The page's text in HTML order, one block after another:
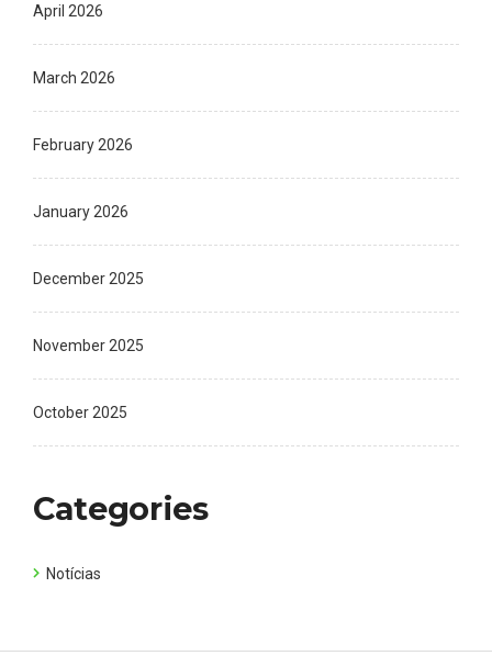
April 2026
March 2026
February 2026
January 2026
December 2025
November 2025
October 2025
Categories
Notícias